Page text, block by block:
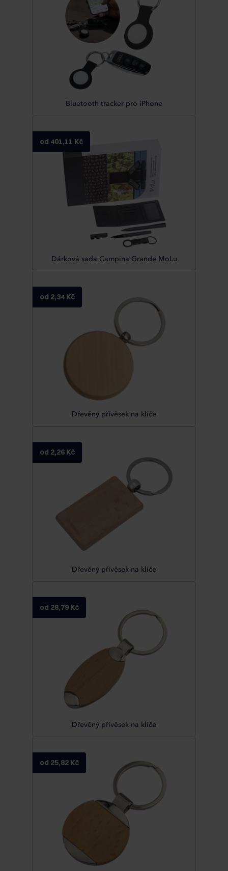
Bluetooth tracker pro iPhone
od 401,11 Kč
Dárková sada Campina Grande MoLu
od 2,34 Kč
Dřevěný přívěsek na klíče
od 2,26 Kč
Dřevěný přívěsek na klíče
od 28,79 Kč
Dřevěný přívěsek na klíče
od 25,82 Kč